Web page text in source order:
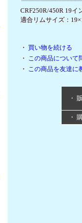
CRF250R/450R 19
適合リムサイズ：
・ 買い物を続ける
・ この商品について
・ この商品を友達に
・
・